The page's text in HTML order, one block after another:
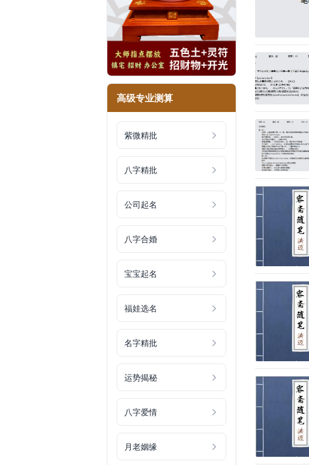
高级专业测算
紫微精批
八字精批
公司起名
八字合婚
宝宝起名
福娃选名
名字精批
运势揭秘
八字爱情
月老姻缘